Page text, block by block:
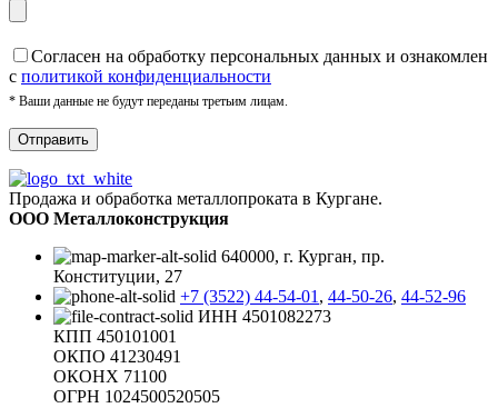
Cогласен на обработку персональных данных и ознакомлен
с политикой конфиденциальности
* Ваши данные не будут переданы третьим лицам.
Продажа и обработка металлопроката в Кургане.
ООО Металлоконструкция
640000, г. Курган, пр.
Конституции, 27
+7 (3522) 44-54-01 , 44-50-26, 44-52-96
ИНН 4501082273
КПП 450101001
ОКПО 41230491
ОКОНХ 71100
ОГРН 1024500520505